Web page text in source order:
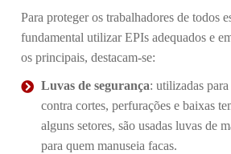
Para proteger os trabalhadores de todos
fundamental utilizar EPIs adequados e
os principais, destacam-se:
Luvas de segurança: utilizadas
contra cortes, perfurações e baixas
alguns setores, são usadas luvas de
para quem manuseia facas.